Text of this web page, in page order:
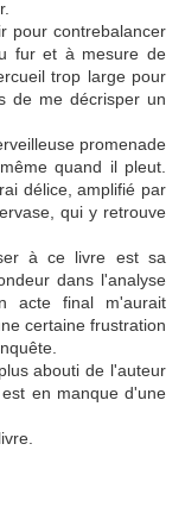
pour contrebalancer
fur et à mesure de
trop large pour
de me décrisper un
promenade
quand il pleut.
délice, amplifié par
qui y retrouve
à ce livre est sa
dans l'analyse
acte final m'aurait
certaine frustration
abouti de l'auteur
en manque d'une